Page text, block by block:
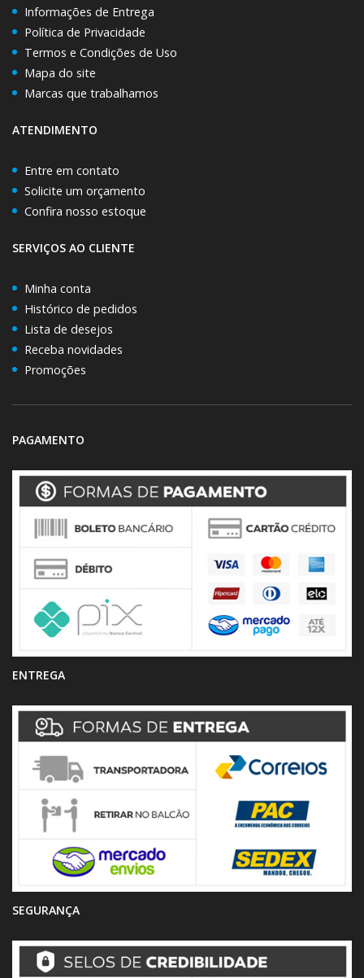
Informações de Entrega
Política de Privacidade
Termos e Condições de Uso
Mapa do site
Marcas que trabalhamos
ATENDIMENTO
Entre em contato
Solicite um orçamento
Confira nosso estoque
SERVIÇOS AO CLIENTE
Minha conta
Histórico de pedidos
Lista de desejos
Receba novidades
Promoções
PAGAMENTO
ENTREGA
SEGURANÇA